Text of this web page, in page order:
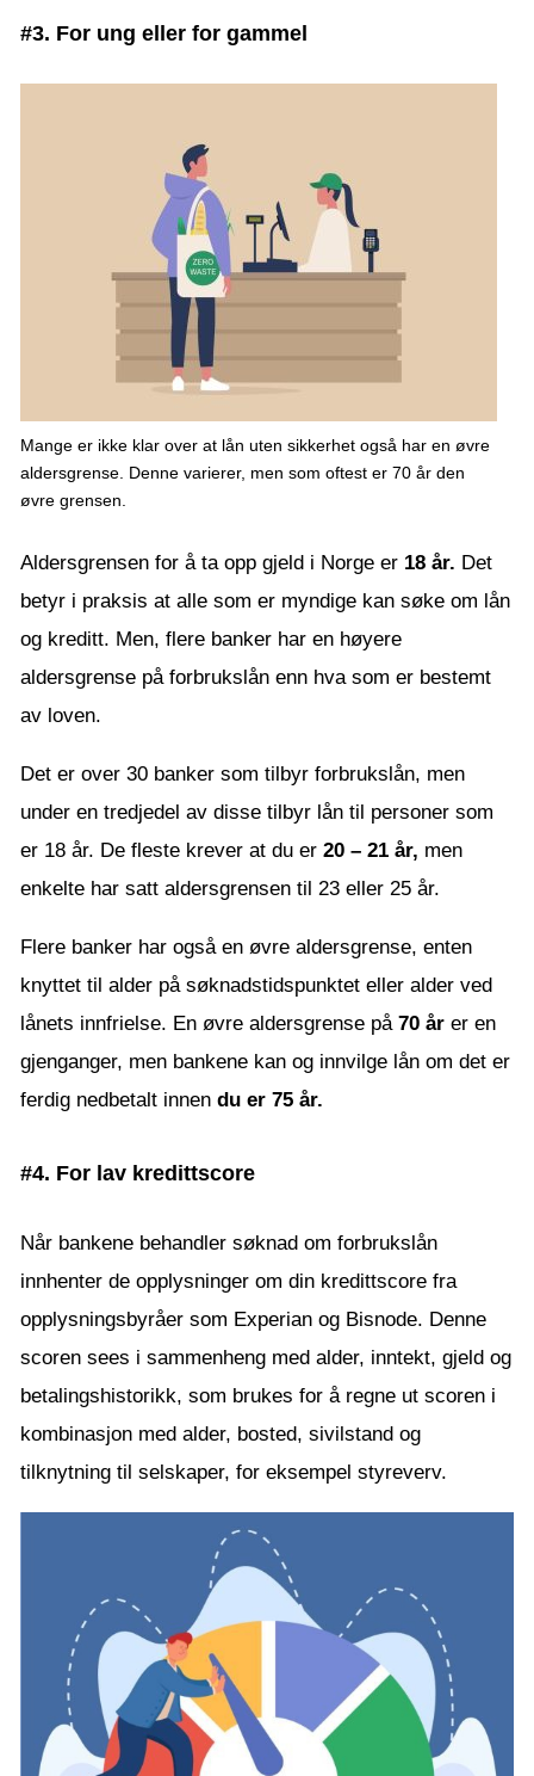
#3. For ung eller for gammel
Mange er ikke klar over at lån uten sikkerhet også har en øvre
aldersgrense. Denne varierer, men som oftest er 70 år den
øvre grensen.
Aldersgrensen for å ta opp gjeld i Norge er 18 år. Det
betyr i praksis at alle som er myndige kan søke om lån
og kreditt. Men, flere banker har en høyere
aldersgrense på forbrukslån enn hva som er bestemt
av loven.
Det er over 30 banker som tilbyr forbrukslån, men
under en tredjedel av disse tilbyr lån til personer som
er 18 år. De fleste krever at du er 20 – 21 år, men
enkelte har satt aldersgrensen til 23 eller 25 år.
Flere banker har også en øvre aldersgrense, enten
knyttet til alder på søknadstidspunktet eller alder ved
lånets innfrielse. En øvre aldersgrense på 70 år er en
gjenganger, men bankene kan og innvilge lån om det er
ferdig nedbetalt innen du er 75 år.
#4. For lav kredittscore
Når bankene behandler søknad om forbrukslån
innhenter de opplysninger om din kredittscore fra
opplysningsbyråer som Experian og Bisnode. Denne
scoren sees i sammenheng med alder, inntekt, gjeld og
betalingshistorikk, som brukes for å regne ut scoren i
kombinasjon med alder, bosted, sivilstand og
tilknytning til selskaper, for eksempel styreverv.